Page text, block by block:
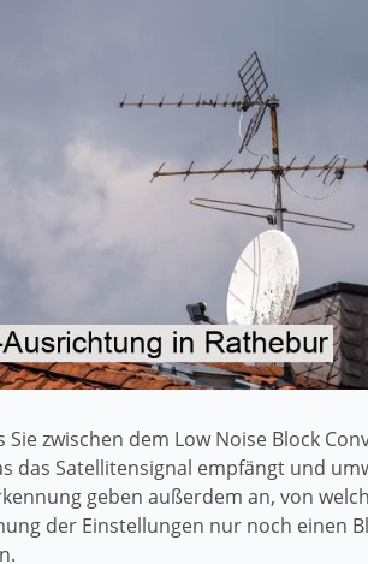
zwischen dem Low Noise Block
das Satellitensignal empfängt und
geben außerdem an, von
der Einstellungen nur noch einen